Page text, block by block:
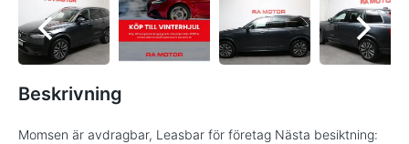
Beskrivning
Momsen är avdragbar, Leasbar för företag Nästa besiktning: